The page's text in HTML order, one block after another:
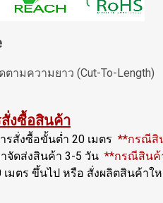
ตามความยาว (Cut-To-Length)
สั่งซื้อสินค้า
รสั่งซื้อขั้นต่ำ 20 เมตร **กรณีสิ
าจัดส่งสินค้า 3-5 วัน **กรณีสินค้
เมตร ขึ้นไป หรือ สั่งผลิตสินค้าให